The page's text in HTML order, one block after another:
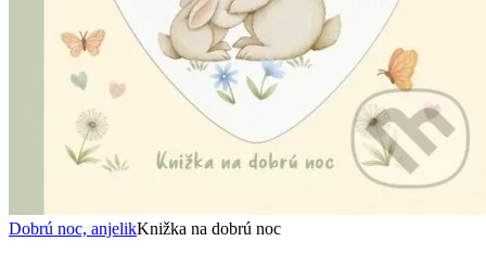
Dobrú noc, anjelikKnižka na dobrú noc